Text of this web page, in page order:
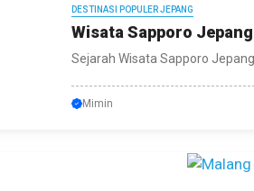
DESTINASI POPULER JEPANG
Wisata Sapporo
Sejarah Wisata Sapporo
Mimin